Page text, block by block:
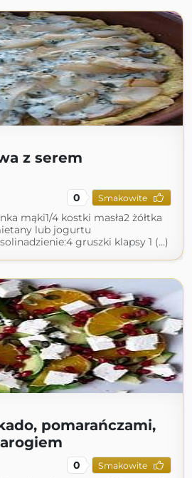
z serem
0 Smakowite
mąki1/4 kostki masła2 żółtka
lub jogurtu
gruszki klapsy 1 (...)
pomarańczami,
0 Smakowite